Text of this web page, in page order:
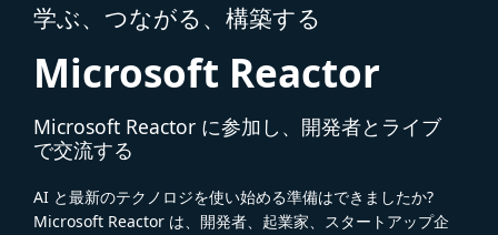
学ぶ、つながる、構築する
Microsoft Reactor
Microsoft Reactor に参加し、開発者とライブ
で交流する
AI と最新のテクノロジを使い始める準備はできましたか?
Microsoft Reactor は、開発者、起業家、スタートアップ企